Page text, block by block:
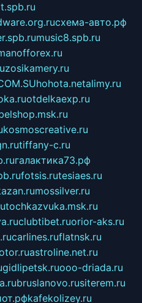
схема-авто.рф
music8.spb.ru
zosikamery.ru
hohota.netalimy.ru
otdelkaexp.ru
kosmoscreative.ru
tiffany-c.ru
галактика73.рф
fotsis.rutesiaes.ru
mossilver.ru
tochkazvuka.msk.ru
clubtibet.ruorior-aks.ru
carlines.ruflatnsk.ru
astroline.net.ru
gidlipetsk.ruooo-driada.ru
bruslanovo.rusiterem.ru
kafekolizey.ru